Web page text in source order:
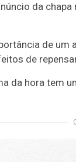
da
de um
de
da hora tem